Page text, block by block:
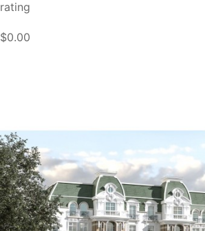
rating
$0.00